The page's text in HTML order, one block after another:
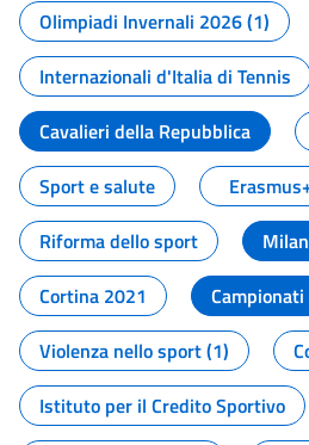
Olimpiadi Invernali 2026 (1)
Internazionali d'Italia di Tennis
Cavalieri della Repubblica
Sport e salute
Riforma dello sport
Cortina 2021
Violenza nello sport (1)
Istituto per il Credito Sportivo